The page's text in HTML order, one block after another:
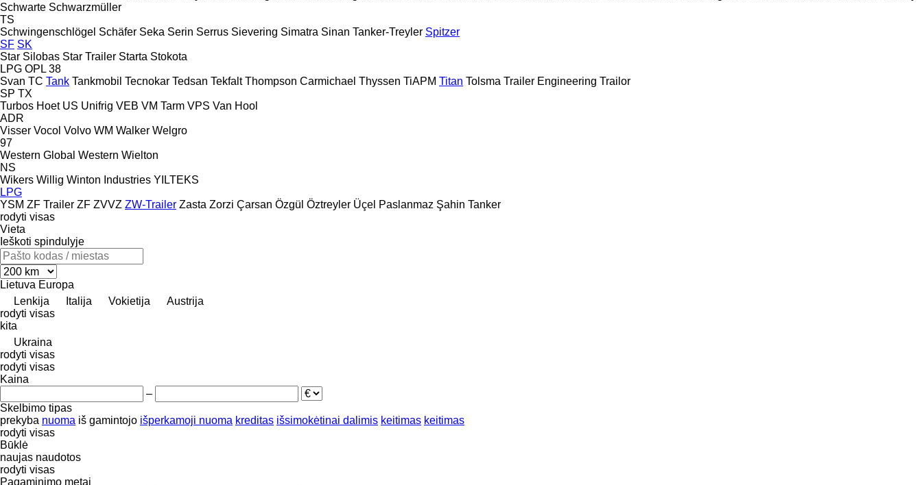
Schwarte Schwarzmüller
TS
Schwingenschlögel Schäfer Seka Serin Serrus Sievering Simatra Sinan Tanker-Treyler Spitzer
SF SK
Star Silobas Star Trailer Starta Stokota
LPG OPL 38
Svan TC Tank Tankmobil Tecnokar Tedsan Tekfalt Thompson Carmichael Thyssen TiAPM Titan Tolsma Trailer Engineering Trailor
SP TX
Turbos Hoet US Unifrig VEB VM Tarm VPS Van Hool
ADR
Visser Vocol Volvo WM Walker Welgro
97
Western Global Western Wielton
NS
Wikers Willig Winton Industries YILTEKS
LPG
YSM ZF Trailer ZF ZVVZ ZW-Trailer Zasta Zorzi Çarsan Özgül Öztreyler Üçel Paslanmaz Şahin Tanker
rodyti visas
Vieta
Ieškoti spindulyje
Lietuva Europa
Lenkija
Italija Vokietija
Austrija
rodyti visas
kita
Ukraina
rodyti visas
rodyti visas
Kaina
–
Skelbimo tipas
prekyba nuoma iš gamintojo išperkamoji nuoma kreditas išsimokėtinai dalimis keitimas keitimas
rodyti visas
Būklė
naujas naudotos
rodyti visas
Pagaminimo metai